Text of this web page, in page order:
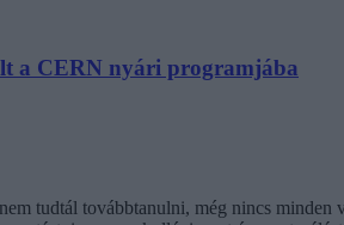
a CERN nyári programjába
tudtál továbbtanulni, még nincs minden